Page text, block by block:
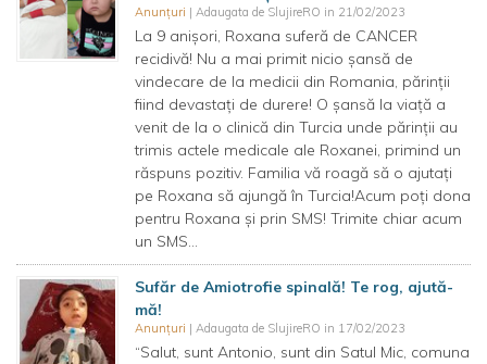
Anunțuri | Adaugata de SlujireRO in 21/02/2023
La 9 anișori, Roxana suferă de CANCER
recidivă! Nu a mai primit nicio șansă de
vindecare de la medicii din Romania, părinții
fiind devastați de durere! O șansă la viață a
venit de la o clinică din Turcia unde părinții au
trimis actele medicale ale Roxanei, primind un
răspuns pozitiv. Familia vă roagă să o ajutați
pe Roxana să ajungă în Turcia!Acum poți dona
pentru Roxana și prin SMS! Trimite chiar acum
un SMS...
Sufăr de Amiotrofie spinală! Te rog, ajută-
mă!
Anunțuri | Adaugata de SlujireRO in 17/02/2023
“Salut, sunt Antonio, sunt din Satul Mic, comuna